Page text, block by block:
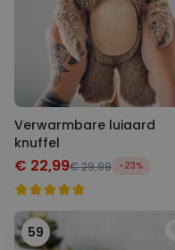
Verwarmbare luiaard
knuffel
€ 22,99€ 29,99 -23%
59